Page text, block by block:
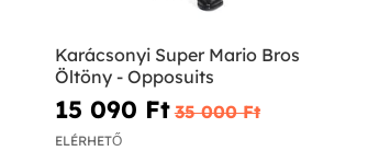
Karácsonyi Super Mario Bros
Öltöny - Opposuits
15 090 Ft‎ 35 000 Ft‎
ELÉRHETŐ